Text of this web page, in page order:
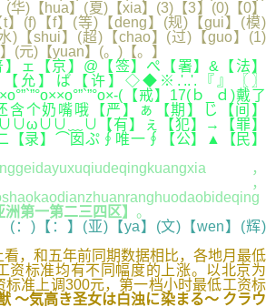
(华)【hua】(夏)【xia】(3)【3】(0)【0】
】(f)【f】(等)【deng】(规)【gui】(模)
)【shui】(超)【chao】(过)【guo】(1)
(元)【yuan】(。)【。】
ェ【京】@【签】ぺ【署】&【法】
允】ぱ【许】◇◆※.'..'.『』〖〗
(【戒】17(ｂ_ｄ)戴了
含个奶嘴哦【严】ぁ【期】じ【间】
【有】ぇ【犯】→【罪】
录】⌒囡ぷ∮唯一∮【公】▲【民】
，
，
洲第一第二三四区】 。
(：)【：】(亚)【ya】(文)【wen】(辉)
和五年前同期数据相比，各地月最低
资标准均有不同幅度的上涨。以北京为
标准上调300元，第一档小时最低工资标
～気高き圣女は白浊に染まる～ クラウ